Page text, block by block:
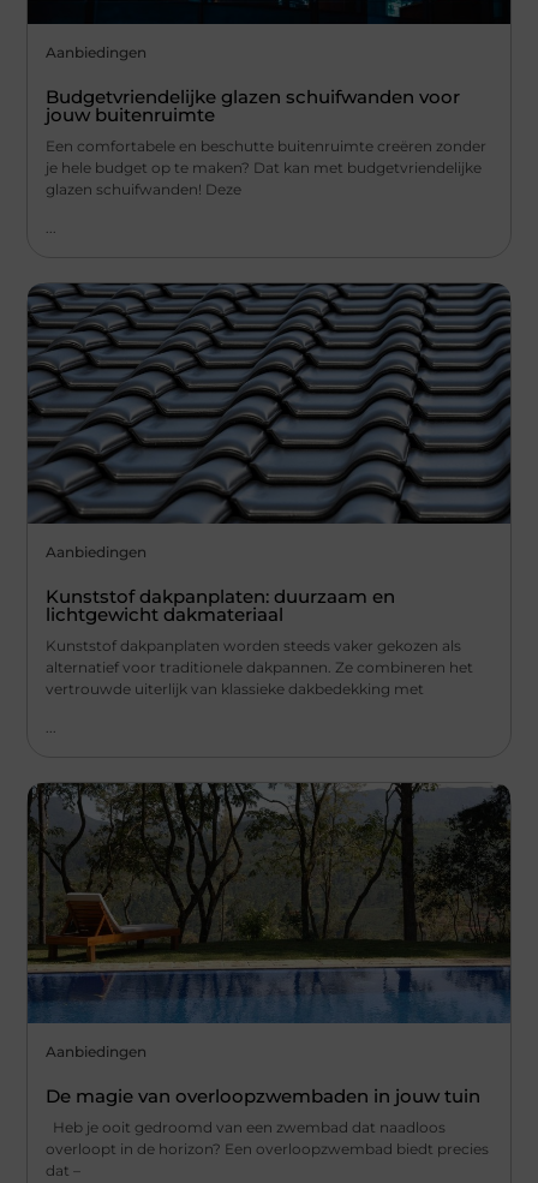
Aanbiedingen
Budgetvriendelijke glazen schuifwanden voor
jouw buitenruimte
Een comfortabele en beschutte buitenruimte creëren zonder
je hele budget op te maken? Dat kan met budgetvriendelijke
glazen schuifwanden! Deze
Aanbiedingen
Kunststof dakpanplaten: duurzaam en
lichtgewicht dakmateriaal
Kunststof dakpanplaten worden steeds vaker gekozen als
alternatief voor traditionele dakpannen. Ze combineren het
vertrouwde uiterlijk van klassieke dakbedekking met
...
Aanbiedingen
De magie van overloopzwembaden in jouw tuin
Heb je ooit gedroomd van een zwembad dat naadloos
overloopt in de horizon? Een overloopzwembad biedt precies
dat –